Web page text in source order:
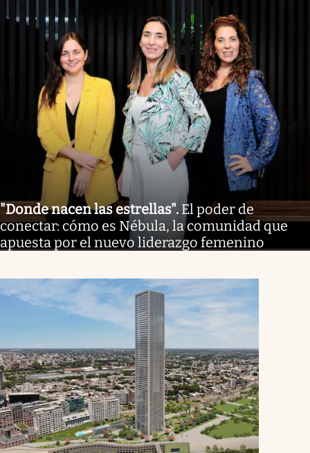
"Donde nacen las estrellas". El poder de
conectar: cómo es Nébula, la comunidad que
apuesta por el nuevo liderazgo femenino